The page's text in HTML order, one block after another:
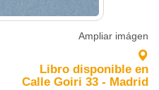
Ampliar imágen
Libro disponible en
Calle Goiri 33 - Madrid